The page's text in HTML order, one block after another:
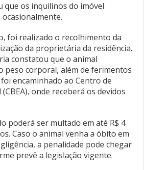
que os inquilinos do imóvel
foi realizado o recolhimento da
da proprietária da residência.
constatou que o animal
peso corporal, além de ferimentos
encaminhado ao Centro de
onde receberá os devidos
poderá ser multado em até R$ 4
Caso o animal venha a óbito em
a penalidade pode chegar
prevê a legislação vigente.